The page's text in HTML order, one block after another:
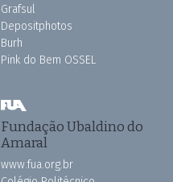
Grafsul
Depositphotos
Burh
Pink do Bem OSSEL
Fundação Ubaldino do
Amaral
www.fua.org.br